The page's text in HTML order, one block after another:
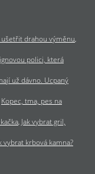
ušetřit drahou výměnu
polici, která
už dávno. Ucpaný
Kopec, tma, pes na
Jak vybrat gril,
vybrat krbová kamna?